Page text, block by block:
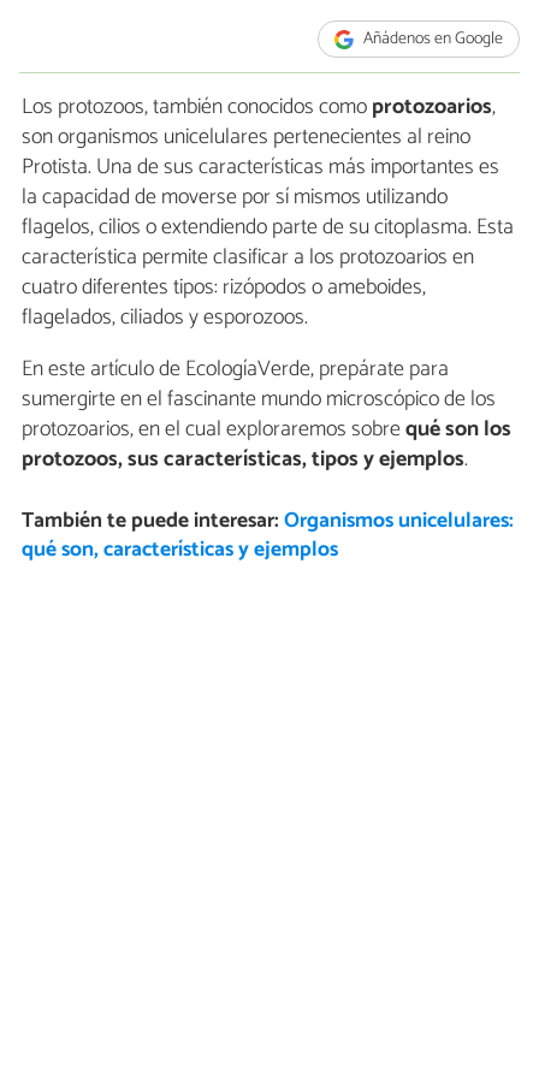
Añádenos en Google
Los protozoos, también conocidos comoprotozoarios,
son organismos unicelulares pertenecientes al reino
Protista. Una de sus características más importantes es
la capacidad de moverse por sí mismos utilizando
flagelos, cilios o extendiendo parte de su citoplasma. Esta
característica permite clasificar a los protozoarios en
cuatro diferentes tipos: rizópodos o ameboides,
flagelados, ciliados y esporozoos.
En este artículo de EcologíaVerde, prepárate para
sumergirte en el fascinante mundo microscópico de los
protozoarios, en el cual exploraremos sobrequé son los
protozoos, sus características, tipos y ejemplos.
También te puede interesar:Organismos unicelulares:
qué son, características y ejemplos